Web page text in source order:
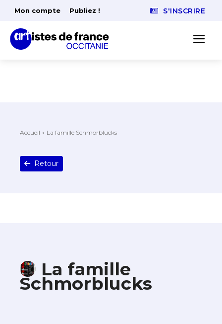
Mon compte Publiez ! S'INSCRIRE
Accueil La famille Schmorblucks
Retour
La famille
Schmorblucks